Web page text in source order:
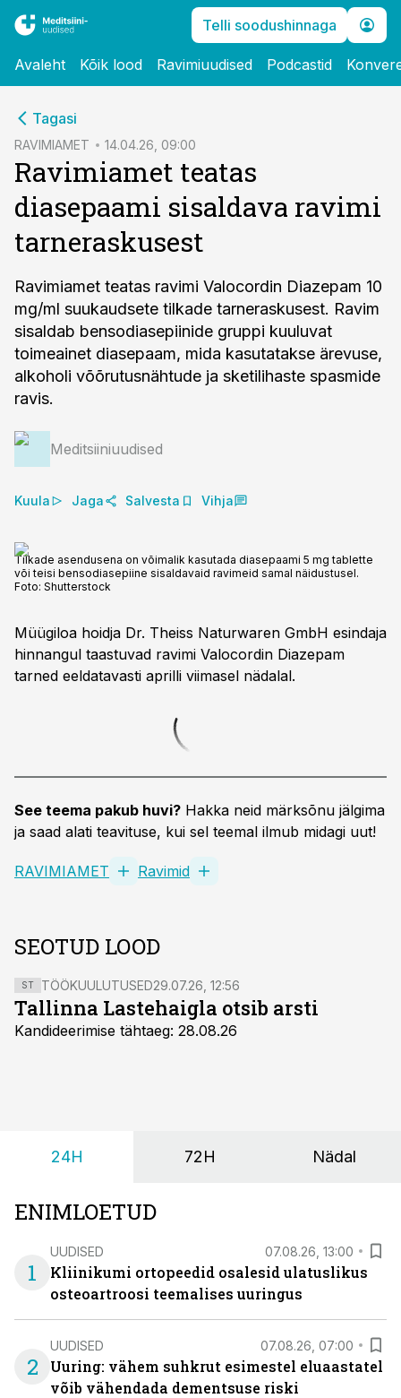
Telli soodushinnaga
Avaleht Kõik lood Ravimiuudised Podcastid
Tagasi
RAVIMIAMET 14.04.26, 09:00
Ravimiamet teatas
diasepaami sisaldava ravimi
tarneraskusest
Ravimiamet teatas ravimi Valocordin Diazepam 10
mg/ml suukaudsete tilkade tarneraskusest. Ravim
sisaldab bensodiasepiinide gruppi kuuluvat
toimeainet diasepaam, mida kasutatakse ärevuse,
alkoholi võõrutusnähtude ja sketilihaste spasmide
ravis.
Meditsiiniuudised
Kuula Jaga Salvesta Vihja
Tilkade asendusena on võimalik kasutada diasepaami 5 mg tablette
või teisi bensodiasepiine sisaldavaid ravimeid samal näidustusel.
Foto: Shutterstock
Müügiloa hoidja Dr. Theiss Naturwaren GmbH esindaja
hinnangul taastuvad ravimi Valocordin Diazepam
tarned eeldatavasti aprilli viimasel nädalal.
See teema pakub huvi? Hakka neid märksõnu jälgima
ja saad alati teavituse, kui sel teemal ilmub midagi uut!
RAVIMIAMET Ravimid
SEOTUD LOOD
ST TÖÖKUULUTUSED29.07.26, 12:56
Tallinna Lastehaigla otsib arsti
Kandideerimise tähtaeg: 28.08.26
24H 72H Nädal
ENIMLOETUD
1
UUDISED 07.08.26, 13:00
Kliinikumi ortopeedid osalesid ulatuslikus
osteoartroosi teemalises uuringus
2
UUDISED 07.08.26, 07:00
Uuring: vähem suhkrut esimestel eluaastatel
võib vähendada dementsuse riski